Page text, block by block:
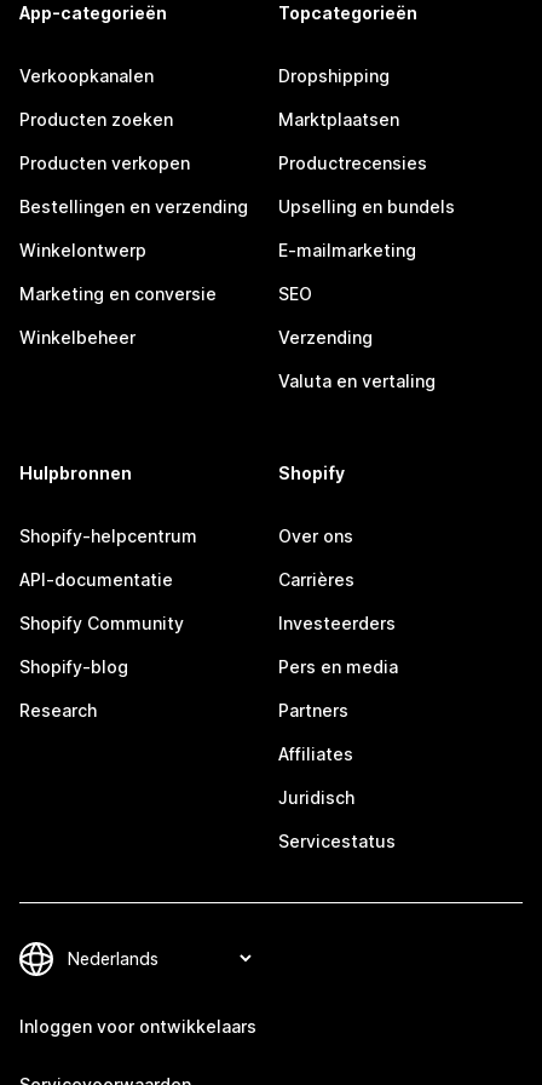
App-categorieën
Verkoopkanalen
Producten zoeken
Producten verkopen
Bestellingen en verzending
Winkelontwerp
Marketing en conversie
Winkelbeheer
Topcategorieën
Dropshipping
Marktplaatsen
Productrecensies
Upselling en bundels
E-mailmarketing
SEO
Verzending
Valuta en vertaling
Hulpbronnen
Shopify-helpcentrum
API-documentatie
Shopify Community
Shopify-blog
Research
Shopify
Over ons
Carrières
Investeerders
Pers en media
Partners
Affiliates
Juridisch
Servicestatus
Inloggen voor ontwikkelaars